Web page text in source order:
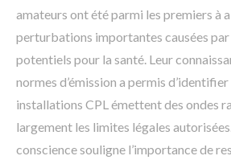
amateurs ont été parmi les premiers à
perturbations importantes causées par
potentiels pour la santé. Leur
normes d’émission a permis
installations CPL émettent des ondes
largement les limites légales
conscience souligne l’importance de